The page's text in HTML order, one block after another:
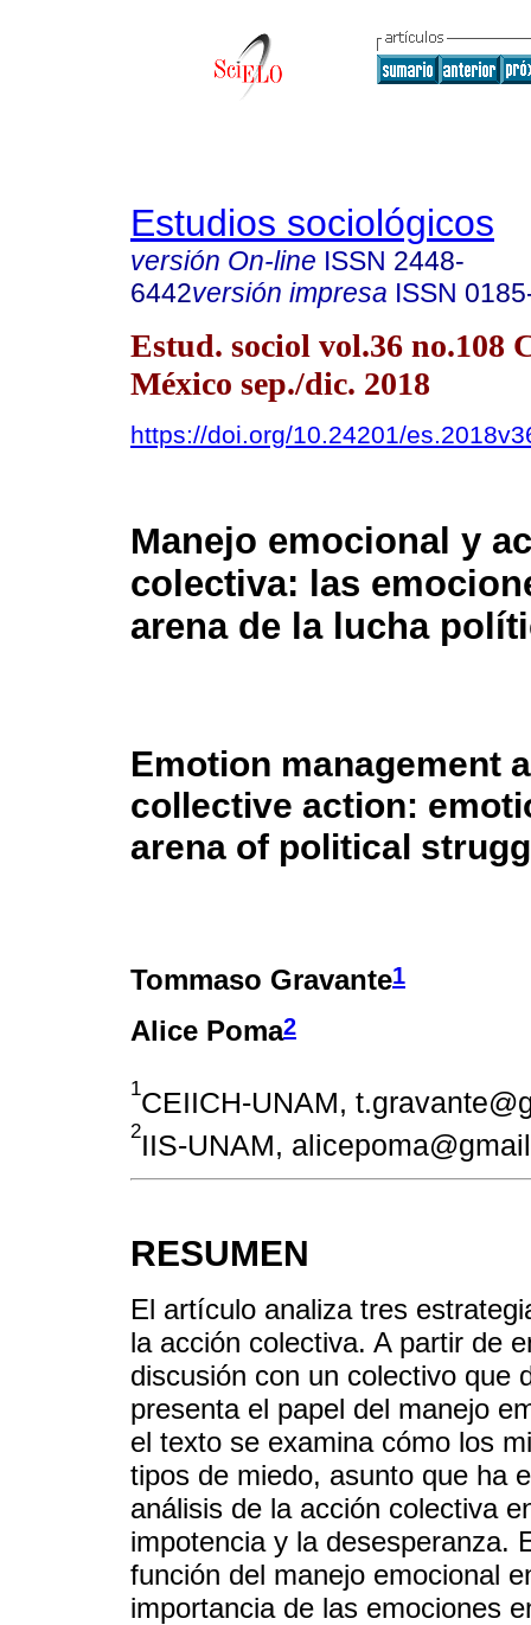
Estudios sociológicos
versión On-line ISSN 2448-
6442versión impresa ISSN
Estud. sociol vol.36 no.108
México sep./dic. 2018
https://doi.org/10.24201/
Manejo emocional y
colectiva: las
arena de la lucha
Emotion management
collective action:
arena of political
Tommaso Gravante1
Alice Poma2
1CEIICH-UNAM,
2IIS-UNAM,
RESUMEN
El artículo analiza tres
la acción colectiva. A partir de
discusión con un colectivo que
presenta el papel del manejo
el texto se examina cómo los
tipos de miedo, asunto que ha
análisis de la acción colectiva
impotencia y la desesperanza.
función del manejo emocional
importancia de las emociones